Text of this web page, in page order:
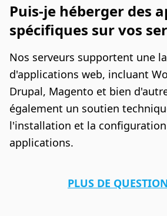
Puis-je héberger des
spécifiques sur vos
Nos serveurs supportent une
d'applications web, incluant
Drupal, Magento et bien
également un soutien
l'installation et la configuration
applications.
PLUS DE